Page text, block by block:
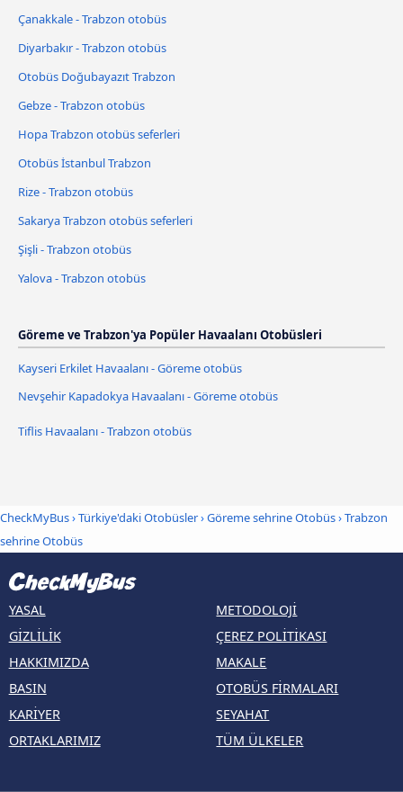
Çanakkale - Trabzon otobüs
Diyarbakır - Trabzon otobüs
Otobüs Doğubayazıt Trabzon
Gebze - Trabzon otobüs
Hopa Trabzon otobüs seferleri
Otobüs İstanbul Trabzon
Rize - Trabzon otobüs
Sakarya Trabzon otobüs seferleri
Şişli - Trabzon otobüs
Yalova - Trabzon otobüs
Göreme ve Trabzon'ya Popüler Havaalanı Otobüsleri
Kayseri Erkilet Havaalanı - Göreme otobüs
Nevşehir Kapadokya Havaalanı - Göreme otobüs
Tiflis Havaalanı - Trabzon otobüs
CheckMyBus›Türkiye'daki Otobüsler›Göreme sehrine Otobüs›Trabzon
sehrine Otobüs
YASAL
GIZLILIK
HAKKIMIZDA
BASIN
KARIYER
ORTAKLARIMIZ
METODOLOJI
ÇEREZ POLITIKASI
MAKALE
OTOBÜS FIRMALARI
SEYAHAT
TÜM ÜLKELER